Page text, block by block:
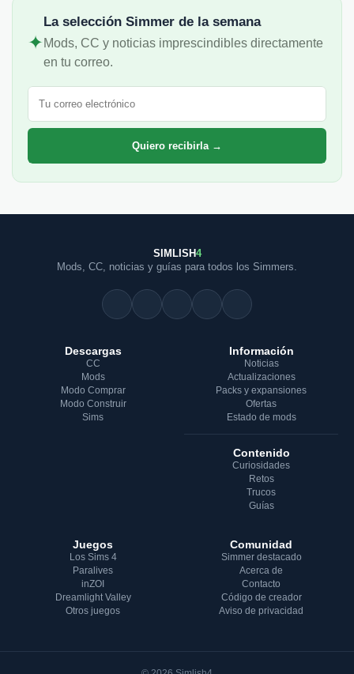
✦
La selección Simmer de la semana
Mods, CC y noticias imprescindibles directamente
en tu correo.
Correo electrónico
Quiero recibirla →
SIMLISH4
Mods, CC, noticias y guías para todos los Simmers.
Descargas
CC
Mods
Modo Comprar
Modo Construir
Sims
Información
Noticias
Actualizaciones
Packs y expansiones
Ofertas
Estado de mods
Contenido
Curiosidades
Retos
Trucos
Guías
Juegos
Los Sims 4
Paralives
inZOI
Dreamlight Valley
Otros juegos
Comunidad
Simmer destacado
Acerca de
Contacto
Código de creador
Aviso de privacidad